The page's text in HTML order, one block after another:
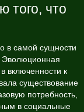
того, что
в самой сущности
Эволюционная
включенности к
существование
потребность,
в социальные